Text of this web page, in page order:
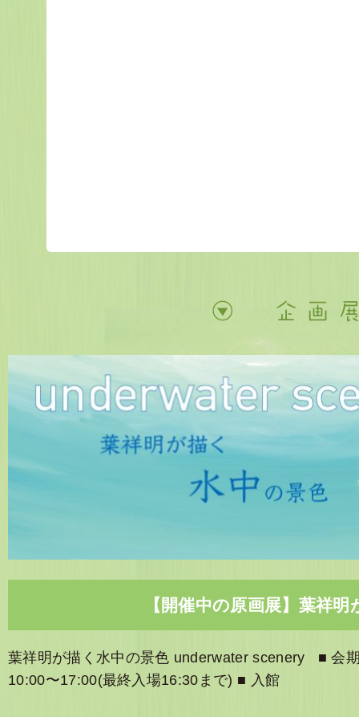
【開催中の原画展】葉祥
葉祥明が描く水中の景色 underwater scenery ■ 会
10:00〜17:00(最終入場16:30まで) ■ 入館